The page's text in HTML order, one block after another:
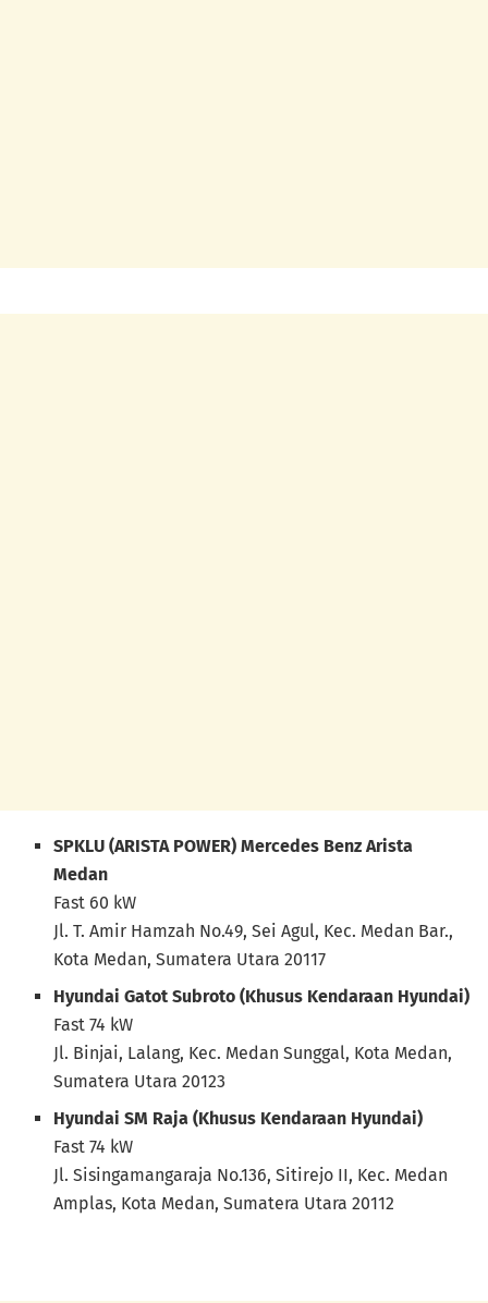
SPKLU (ARISTA POWER) Mercedes Benz Arista
Medan
Fast 60 kW
Jl. T. Amir Hamzah No.49, Sei Agul, Kec. Medan Bar.,
Kota Medan, Sumatera Utara 20117
Hyundai Gatot Subroto (Khusus Kendaraan Hyundai)
Fast 74 kW
Jl. Binjai, Lalang, Kec. Medan Sunggal, Kota Medan,
Sumatera Utara 20123
Hyundai SM Raja (Khusus Kendaraan Hyundai)
Fast 74 kW
Jl. Sisingamangaraja No.136, Sitirejo II, Kec. Medan
Amplas, Kota Medan, Sumatera Utara 20112